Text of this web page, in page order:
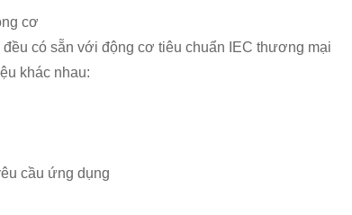
cơ
có sẵn với động cơ tiêu chuẩn IEC thương mại
khác nhau:
cầu ứng dụng